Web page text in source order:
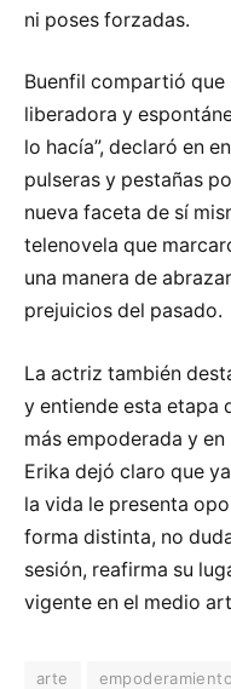
ni poses forzadas.
Buenfil compartió que
liberadora y
lo hacía”, declaró en
pulseras y pestañas
nueva faceta de sí
telenovela que
una manera de
prejuicios del pasado.
La actriz también
y entiende esta etapa
más empoderada y
Erika dejó claro que
la vida le presenta
forma distinta, no
sesión, reafirma su
vigente en el medio
arte empoderamiento